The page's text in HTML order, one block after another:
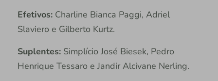
Efetivos: Charline Bianca Paggi, Adriel
Slaviero e Gilberto Kurtz.
Suplentes:Simplício José Biesek, Pedro
Henrique Tessaro e Jandir Alcivane Nerling.